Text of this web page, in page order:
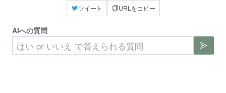
ツイート URLをコピー
AIへの質問